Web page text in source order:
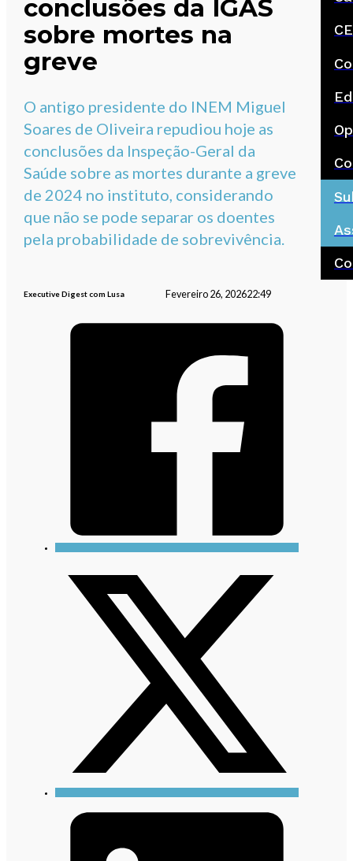
conclusões da IGAS
sobre mortes na
greve
O antigo presidente do INEM Miguel
Soares de Oliveira repudiou hoje as
conclusões da Inspeção-Geral da
Saúde sobre as mortes durante a greve
de 2024 no instituto, considerando
que não se pode separar os doentes
pela probabilidade de sobrevivência.
Executive Digest com Lusa Fevereiro 26, 202622:49